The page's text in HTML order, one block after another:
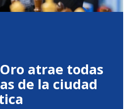
atrae todas
de la ciudad